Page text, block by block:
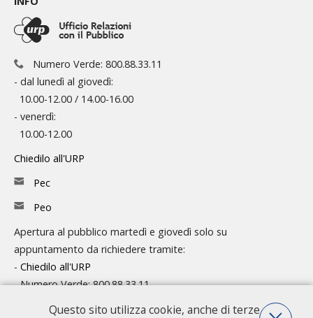
Numero Verde: 800.88.33.11
- dal lunedì al giovedì:
10.00-12.00 / 14.00-16.00
- venerdì:
10.00-12.00
Chiedilo all'URP
Pec
Peo
Apertura al pubblico martedì e giovedì solo su
appuntamento da richiedere tramite:
- Chiedilo all'URP
- Numero Verde: 800.88.33.11
Consulta l'organigramma
Questo sito utilizza cookie, anche di terze